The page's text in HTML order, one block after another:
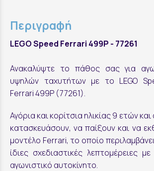
Περιγραφή
LEGO Speed Ferrari 499P - 77261
Ανακαλύψτε το πάθος σας για
υψηλών ταχυτήτων με το LEGO
Ferrari 499P (77261).
Αγόρια και κορίτσια ηλικίας 9 ετών
κατασκευάσουν, να παίξουν και να
μοντέλο Ferrari, το οποίο
ίδιες σχεδιαστικές λεπτομέρειες
αγωνιστικό αυτοκίνητο.